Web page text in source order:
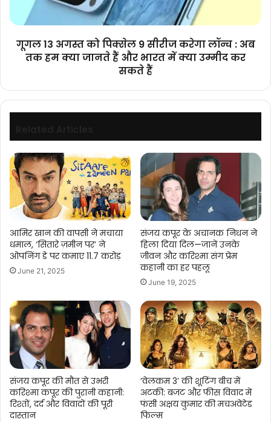
लॉन्च
अब
जानते
हैं
क्या
उम्मीद
कर
सकते
गूगल 13 अगस्त को पिक्सेल 9 सीरीज करेगा लॉन्च : अब
तक हम क्या जानते हैं और भारत में क्या उम्मीद कर
सकते हैं
आमिर खान की वापसी ने मचाया
धमाल, ‘सितारे ज़मीन पर’ ने
ओपनिंग डे पर कमाए 11.7 करोड़
June 21, 2025
संजय कपूर के अचानक निधन ने
हिला दिया दिल—जानें उनके
जीवन और करिश्मा संग प्रेम
कहानी का हर पहलू
June 19, 2025
संजय कपूर की मौत से उभरी
करिश्मा कपूर की पुरानी कहानी:
रिश्तों, दर्द और विवादों की पूरी
दास्तान
‘वेलकम 3’ की शूटिंग बीच में
अटकी: बजट और फीस विवाद में
फंसी अक्षय कुमार की मचअवेटेड
फिल्म